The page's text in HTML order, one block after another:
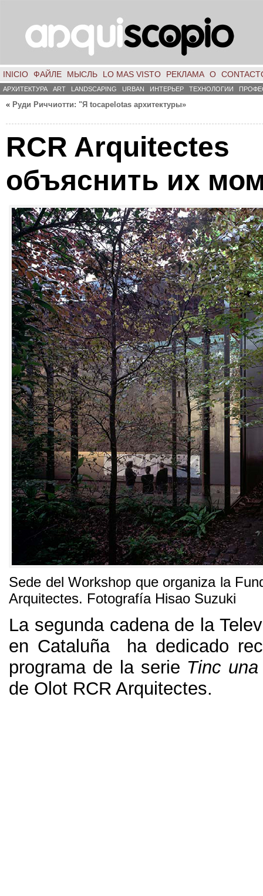
INICIO ФАЙЛЕ МЫСЛЬ LO MAS VISTO РЕКЛАМА О
АРХИТЕКТУРА ART LANDSCAPING URBAN ИНТЕРЬЕР ТЕХНОЛОГИИ
« Руди Риччиотти: "Я tocapelotas архитектуры»
RCR Arquitectes
объяснить их
Sede del Workshop que organiza la
Arquitectes. Fotografía Hisao Suzuki
La segunda cadena de la
en Cataluña ha dedicado
programa de la serie Tinc
de Olot RCR Arquitectes.